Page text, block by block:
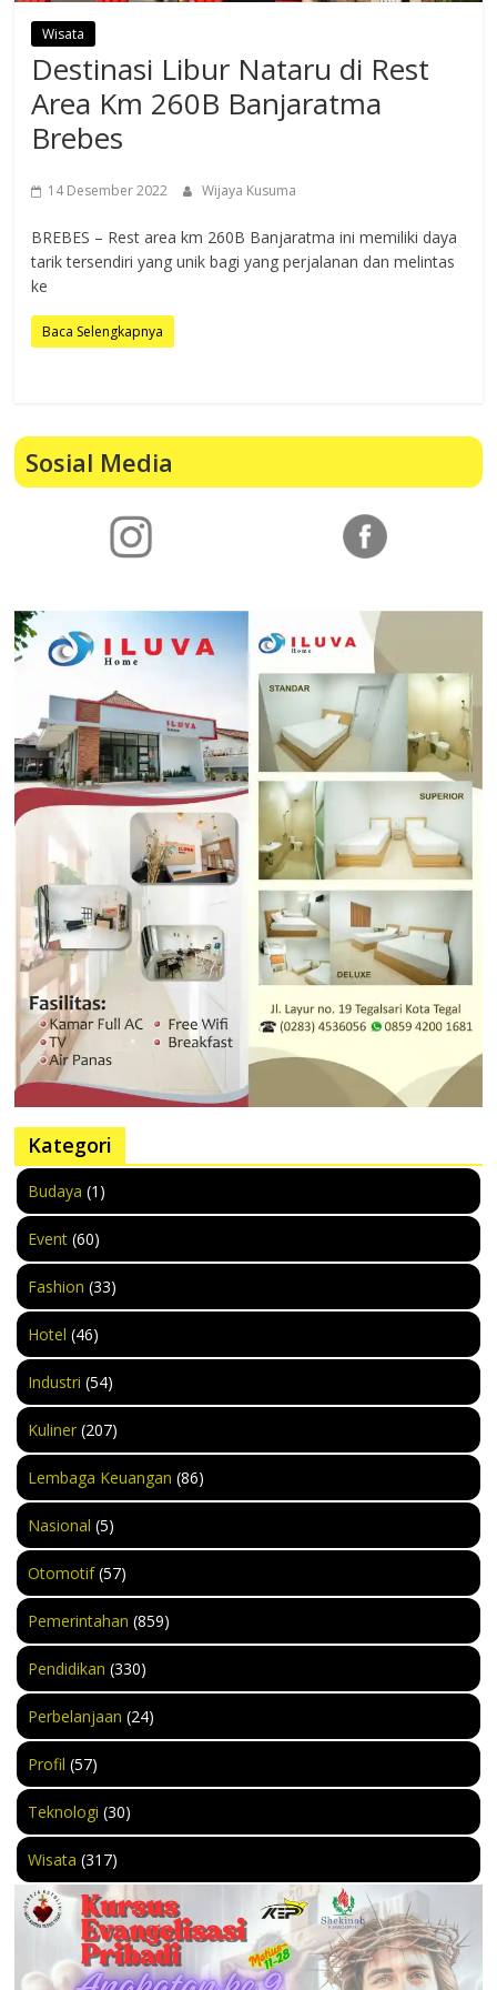
Wisata
Destinasi Libur Nataru di Rest
Area Km 260B Banjaratma
Brebes
14 Desember 2022 Wijaya Kusuma
BREBES – Rest area km 260B Banjaratma ini memiliki daya
tarik tersendiri yang unik bagi yang perjalanan dan melintas
ke
Baca Selengkapnya
Sosial Media
Kategori
Budaya (1)
Event (60)
Fashion (33)
Hotel (46)
Industri (54)
Kuliner (207)
Lembaga Keuangan (86)
Nasional (5)
Otomotif(57)
Pemerintahan (859)
Pendidikan (330)
Perbelanjaan (24)
Profil (57)
Teknologi (30)
Wisata (317)